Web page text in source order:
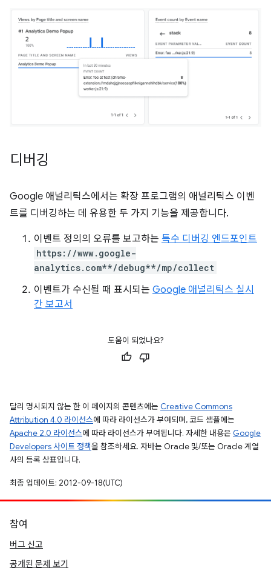
디버깅
Google 애널리틱스에서는 확장 프로그램의 애널리틱스 이벤
트를 디버깅하는 데 유용한 두 가지 기능을 제공합니다.
이벤트 정의의 오류를 보고하는 특수 디버깅 엔드포인트
https://www.google-
analytics.com**/debug**/mp/collect
이벤트가 수신될 때 표시되는 Google 애널리틱스 실시
간 보고서
도움이 되었나요?
달리 명시되지 않는 한 이 페이지의 콘텐츠에는 Creative Commons
Attribution 4.0 라이선스에 따라 라이선스가 부여되며, 코드 샘플에는
Apache 2.0 라이선스에 따라 라이선스가 부여됩니다. 자세한 내용은 Google
Developers 사이트 정책을 참조하세요. 자바는 Oracle 및/또는 Oracle 계열
사의 등록 상표입니다.
최종 업데이트: 2012-09-18(UTC)
참여
버그 신고
공개된 문제 보기